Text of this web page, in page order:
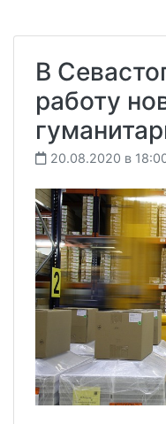
В
работу
20.08.2020 в